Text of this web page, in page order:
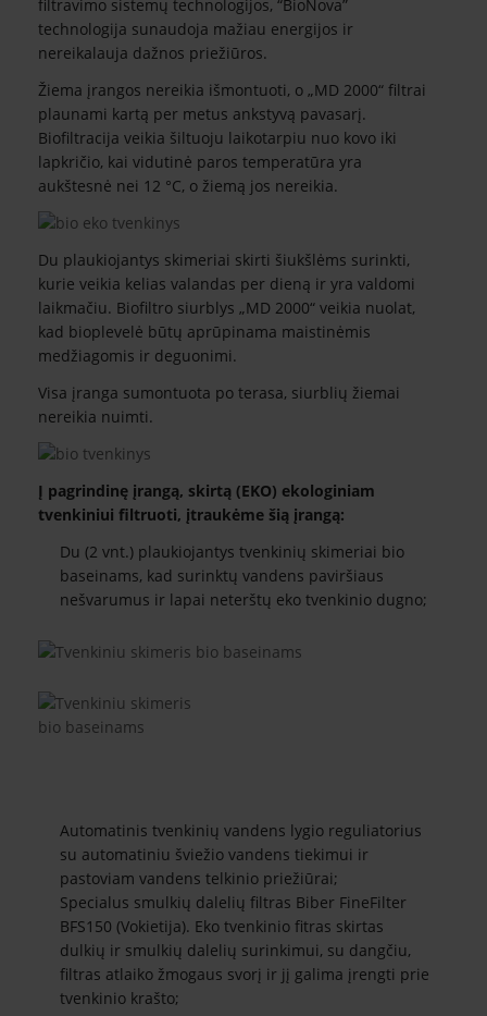
filtravimo sistemų technologijos, “BioNova”
technologija sunaudoja mažiau energijos ir
nereikalauja dažnos priežiūros.
Žiema įrangos nereikia išmontuoti, o „MD 2000“ filtrai
plaunami kartą per metus ankstyvą pavasarį.
Biofiltracija veikia šiltuoju laikotarpiu nuo kovo iki
lapkričio, kai vidutinė paros temperatūra yra
aukštesnė nei 12 °C, o žiemą jos nereikia.
Du plaukiojantys skimeriai skirti šiukšlėms surinkti,
kurie veikia kelias valandas per dieną ir yra valdomi
laikmačiu. Biofiltro siurblys „MD 2000“ veikia nuolat,
kad bioplevelė būtų aprūpinama maistinėmis
medžiagomis ir deguonimi.
Visa įranga sumontuota po terasa, siurblių žiemai
nereikia nuimti.
Į pagrindinę įrangą, skirtą (EKO) ekologiniam
tvenkiniui filtruoti, įtraukėme šią įrangą:
Du (2 vnt.) plaukiojantys tvenkinių skimeriai bio
baseinams, kad surinktų vandens paviršiaus
nešvarumus ir lapai neterštų eko tvenkinio dugno;
Automatinis tvenkinių vandens lygio reguliatorius
su automatiniu šviežio vandens tiekimui ir
pastoviam vandens telkinio priežiūrai;
Specialus smulkių dalelių filtras Biber FineFilter
BFS150 (Vokietija). Eko tvenkinio fitras skirtas
dulkių ir smulkių dalelių surinkimui, su dangčiu,
filtras atlaiko žmogaus svorį ir jį galima įrengti prie
tvenkinio krašto;